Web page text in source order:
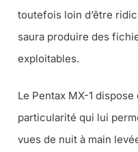
toutefois loin d’être
saura produire des
exploitables.
Le Pentax MX-1 dispose
particularité qui lui
vues de nuit à main